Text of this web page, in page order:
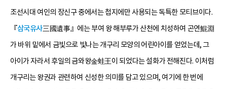
조선시대 여인의 장신구 중에서는 첩지에만 사용되는 독특한 모티브이다.
『삼국유사三國遺事』에는 부여 왕 해부루가 산천에 치성하여 곤연鯤淵
가 바위 밑에서 금빛으로 빛나는 개구리 모양의 어린아이를 얻었는데, 그
아이가 자라서 후일의 금와왕金蛙王이 되었다는 설화가 전해진다. 이처럼
개구리는 왕권과 관련하여 신성한 의미를 담고 있으며, 여기에 한 번에